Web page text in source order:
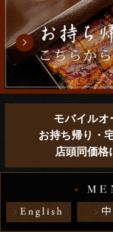
モバイルオ
お持ち帰り・
店頭同価格